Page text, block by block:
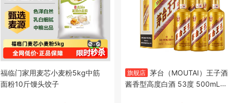
福临门家用麦芯小麦粉5kg中筋
面粉10斤馒头饺子
旗舰店 茅台（MOUTAI）王子酒
酱香型高度白酒 53度 500mL 6